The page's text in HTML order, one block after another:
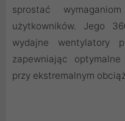
sprostać
użytkowników. Jego
wydajne wentylatory
zapewniając
przy ekstremalnym